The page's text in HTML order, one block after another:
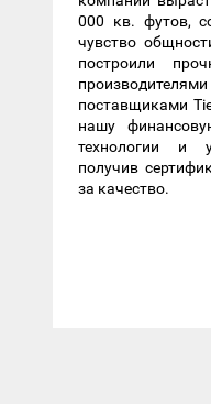
000 кв. футов,
чувство
построили
поставщиками
нашу
технологии и
получив
за качество.